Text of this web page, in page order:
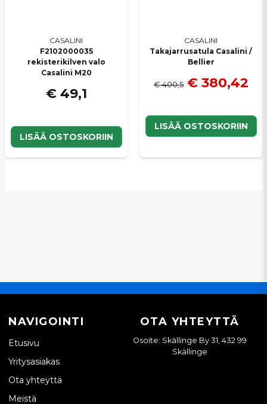
CASALINI
F2102000035
rekisterikilven valo
Casalini M20
€ 49,1
LISÄÄ OSTOSKORIIN
CASALINI
Takajarrusatula Casalini /
Bellier
€ 400,5 € 380,42
LISÄÄ OSTOSKORIIN
NAVIGOINTI
Etusivu
Yritysasiakas
Ota yhteyttä
Meistä
OTA YHTEYTTÄ
Osoite: Skällinge By 31, 432 99
Skällinge